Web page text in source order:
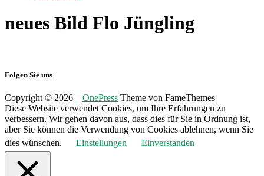
neues Bild Flo Jüngling
Folgen Sie uns
Copyright © 2026 – OnePress Theme von FameThemes
Diese Website verwendet Cookies, um Ihre Erfahrungen zu
verbessern. Wir gehen davon aus, dass dies für Sie in Ordnung ist,
aber Sie können die Verwendung von Cookies ablehnen, wenn Sie
dies wünschen.
Einstellungen Einverstanden